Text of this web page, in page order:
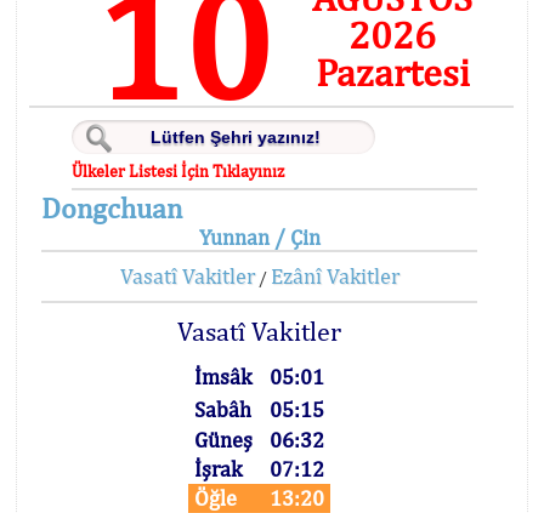
10
2026
Pazartesi
Ülkeler Listesi İçin Tıklayınız
Dongchuan
Yunnan / Çin
Vasatî Vakitler/ Ezânî Vakitler
Vasatî Vakitler
İmsâk
05:01
Sabâh
05:15
Güneş
06:32
İşrak
07:12
Öğle
13:20